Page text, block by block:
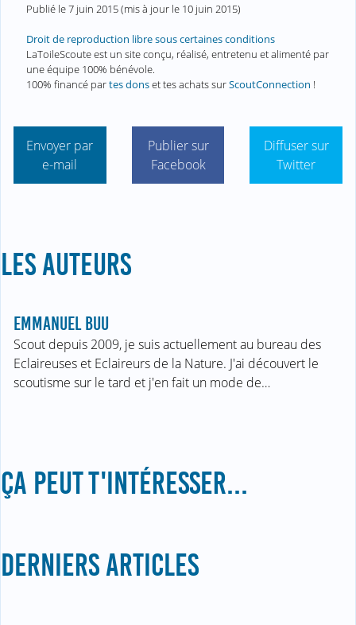
Publié le7 juin 2015(mis à jour le 10 juin 2015)
Droit de reproduction libre sous certaines conditions
LaToileScoute est un site conçu, réalisé, entretenu et alimenté par
une équipe 100% bénévole.
100% financé partes donset tes achats surScoutConnection !
Envoyer par
e-mail
Publier sur
Facebook
Diffuser sur
Twitter
LES AUTEURS
EMMANUEL BUU
Scout depuis 2009, je suis actuellement au bureau des
Eclaireuses et Eclaireurs de la Nature. J'ai découvert le
scoutisme sur le tard et j'en fait un mode de…
ÇA PEUT T'INTÉRESSER...
DERNIERS ARTICLES